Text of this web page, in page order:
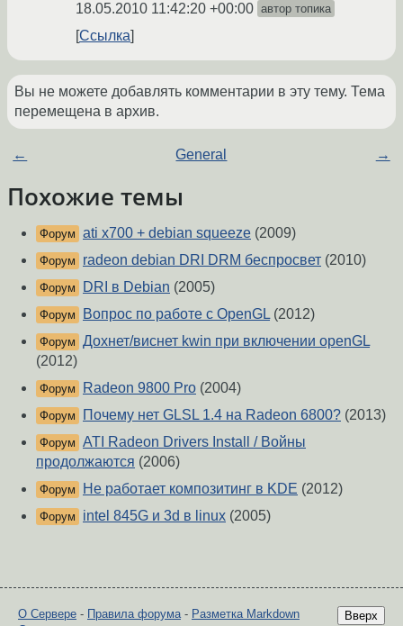
18.05.2010 11:42:20 +00:00 автор топика
Ссылка
Вы не можете добавлять комментарии в эту тему. Тема
перемещена в архив.
← General →
Похожие темы
Форум ati x700 + debian squeeze (2009)
Форум radeon debian DRI DRM беспросвет (2010)
Форум DRI в Debian (2005)
Форум Вопрос по работе с OpenGL (2012)
Форум Дохнет/виснет kwin при включении openGL
(2012)
Форум Radeon 9800 Pro (2004)
Форум Почему нет GLSL 1.4 на Radeon 6800? (2013)
Форум ATI Radeon Drivers Install / Войны
продолжаются (2006)
Форум Не работает композитинг в KDE (2012)
Форум intel 845G и 3d в linux (2005)
Вверх
О Сервере - Правила форума- Разметка Markdown